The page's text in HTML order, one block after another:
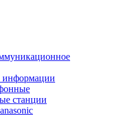
информации
станции